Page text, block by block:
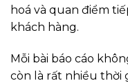
hoá và quan điểm
khách hàng.
Mỗi bài báo cáo
còn là rất nhiều thời